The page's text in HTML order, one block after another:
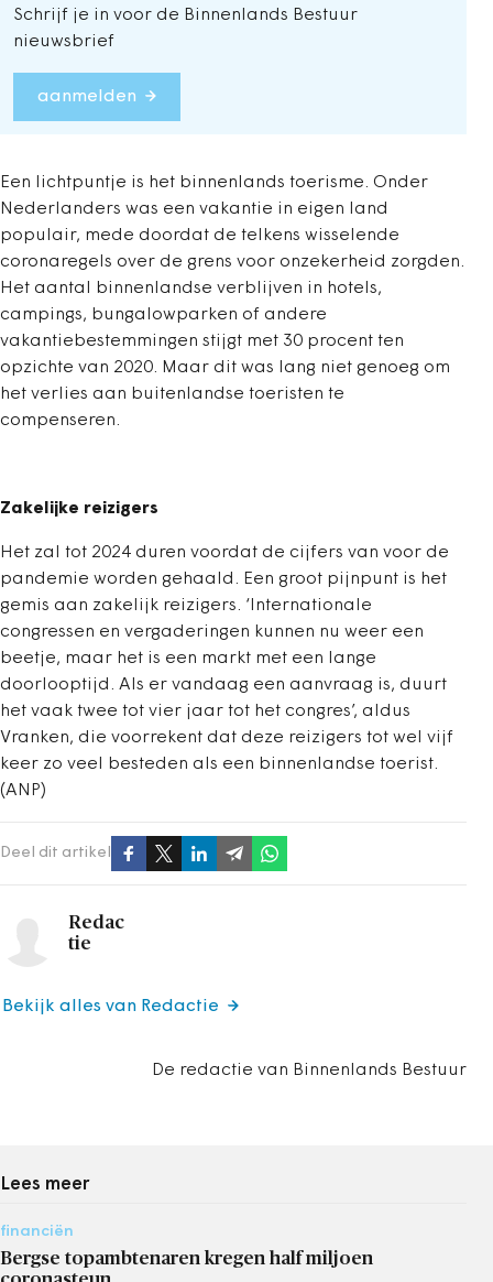
Schrijf je in voor de Binnenlands Bestuur
nieuwsbrief
aanmelden
Een lichtpuntje is het binnenlands toerisme. Onder
Nederlanders was een vakantie in eigen land
populair, mede doordat de telkens wisselende
coronaregels over de grens voor onzekerheid zorgden.
Het aantal binnenlandse verblijven in hotels,
campings, bungalowparken of andere
vakantiebestemmingen stijgt met 30 procent ten
opzichte van 2020. Maar dit was lang niet genoeg om
het verlies aan buitenlandse toeristen te
compenseren.
Zakelijke reizigers
Het zal tot 2024 duren voordat de cijfers van voor de
pandemie worden gehaald. Een groot pijnpunt is het
gemis aan zakelijk reizigers. ‘Internationale
congressen en vergaderingen kunnen nu weer een
beetje, maar het is een markt met een lange
doorlooptijd. Als er vandaag een aanvraag is, duurt
het vaak twee tot vier jaar tot het congres’, aldus
Vranken, die voorrekent dat deze reizigers tot wel vijf
keer zo veel besteden als een binnenlandse toerist.
(ANP)
Deel dit artikel
Redac
tie
De redactie van Binnenlands Bestuur
Bekijk alles van Redactie
Lees meer
financiën
Bergse topambtenaren kregen half miljoen